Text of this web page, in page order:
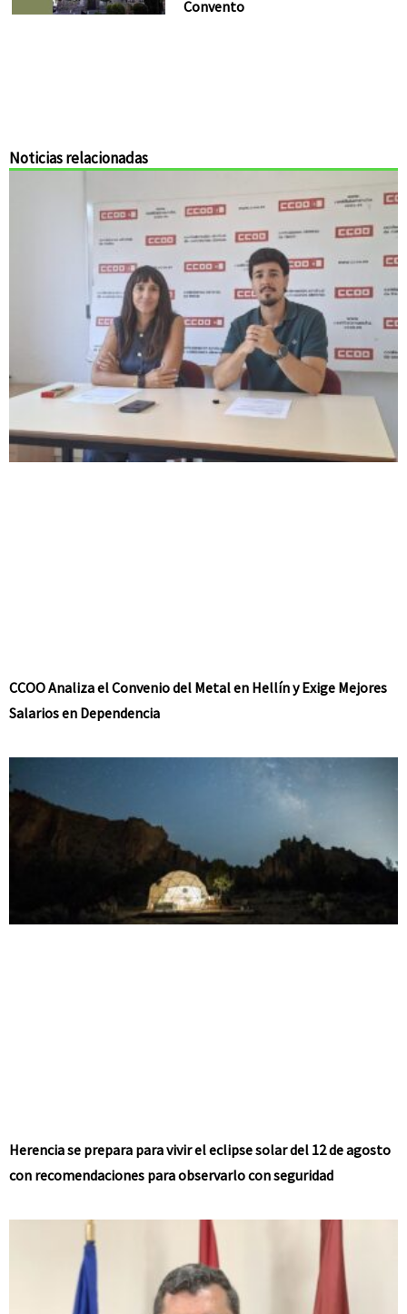
Convento
Noticias relacionadas
CCOO Analiza el Convenio del Metal en Hellín y Exige Mejores
Salarios en Dependencia
Herencia se prepara para vivir el eclipse solar del 12 de agosto
con recomendaciones para observarlo con seguridad